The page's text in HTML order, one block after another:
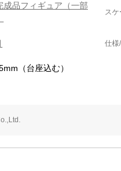
成品フィギュア（一部
スケ
仕様
（台座込む）